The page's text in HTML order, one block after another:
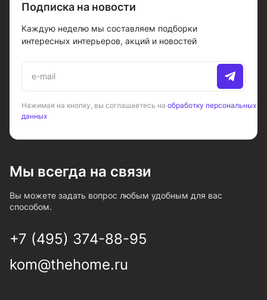
Подписка на новости
Каждую неделю мы составляем подборки
интересных интерьеров, акций и новостей
Нажимая на кнопку, вы соглашаетесь на обработку персональных
данных
Мы всегда на связи
Вы можете задать вопрос любым удобным для вас
способом.
+7 (495) 374-88-95
kom@thehome.ru